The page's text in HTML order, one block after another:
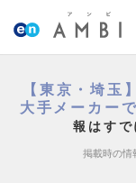
【東京・埼
大手メーカー
報はすで
掲載時の情